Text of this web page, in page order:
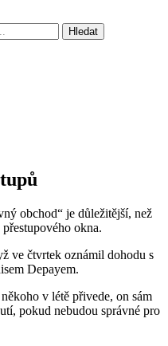
obchod“ je důležitější, než
okna.
ve čtvrtek oznámil dohodu s
Depayem.
v létě přivede, on sám
pokud nebudou správné pro